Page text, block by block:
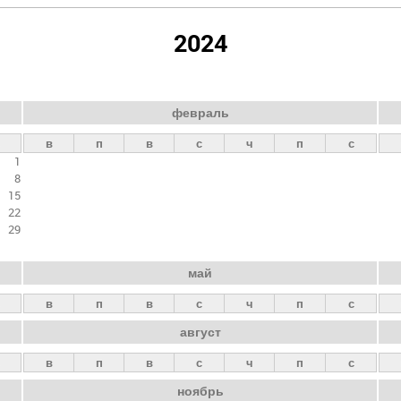
2024
1
8
15
22
29
февраль
в п в с ч п с
май
в п в с ч п с
август
в п в с ч п с
ноябрь